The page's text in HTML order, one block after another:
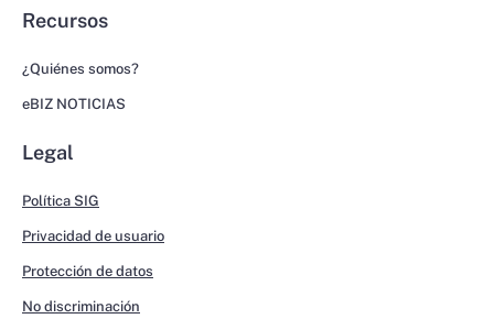
Recursos
¿Quiénes somos?
eBIZ NOTICIAS
Legal
Política SIG
Privacidad de usuario
Protección de datos
No discriminación